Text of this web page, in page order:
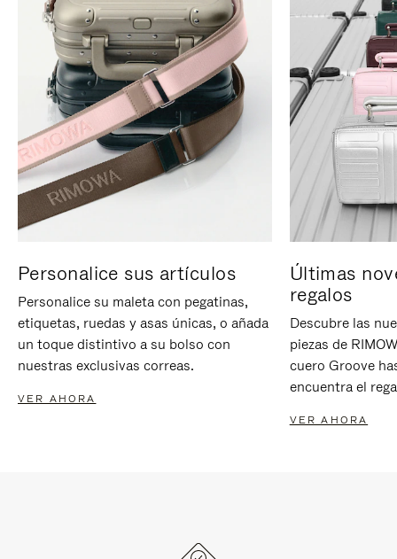
Personalice sus artículos
Personalice su maleta con pegatinas,
etiquetas, ruedas y asas únicas, o añada
un toque distintivo a su bolso con
nuestras exclusivas correas.
VER AHORA
Últimas
regalos
Descubre las
piezas de
cuero Groove
encuentra el
VER AHORA